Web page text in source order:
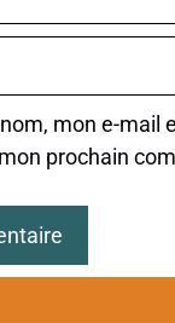
mon e-mail
prochain